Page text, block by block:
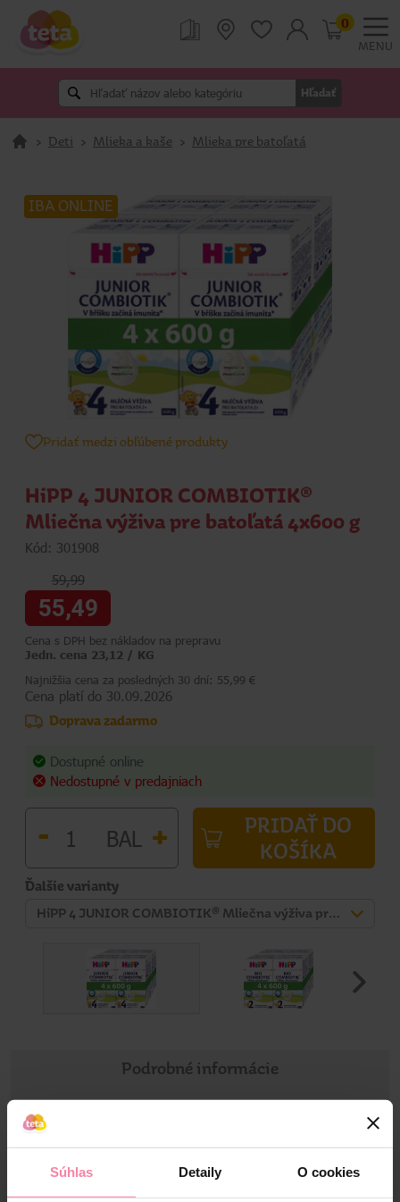
Súhlas Detaily O cookies
MENU
Hľadať
0
> Deti > Mlieka a kaše > Mlieka pre batoľatá
IBA ONLINE
Pridať medzi obľúbené produkty
HiPP 4 JUNIOR COMBIOTIK®
Mliečna výživa pre batoľatá 4x600 g
Kód: 301908
59,99
55,49
Cena s DPH bez nákladov na prepravu
Jedn. cena 23,12 / KG
Najnižšia cena za posledných 30 dní: 55,99 €
Cena platí do 30.09.2026
Doprava zadarmo
Dostupné online
Nedostupné v predajniach
- BAL +
PRIDAŤ DO
KOŠÍKA
Ďalšie varianty
HiPP 4 JUNIOR COMBIOTIK® Mliečna výživa pre batoľatá 4x600 g
Podrobné informácie
Informácie o výrobku
Aj po svojich prvých narodeninách majú deti špeciálne
výživové požiadavky. HiPP 4 JUNIOR COMBIOTIK®